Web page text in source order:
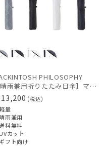
PHILOSOPHY
【晴雨兼用折りたたみ日傘】マッキントッシュ フィロソフィー (MACKINTOSH PHILOSOPHY) ロゴモノグラム
13,200 (税込)
量
雨兼用
料無料
カット
フト向け